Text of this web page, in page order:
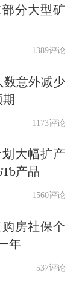
月31日，
的交易。
新进)、
罗斯基金
大涨的
书
里巴巴和
清仓市
其实就是
分大型矿
1389评论
数意外减少
1173评论
大幅扩产
产品
1560评论
房社保个
年
537评论